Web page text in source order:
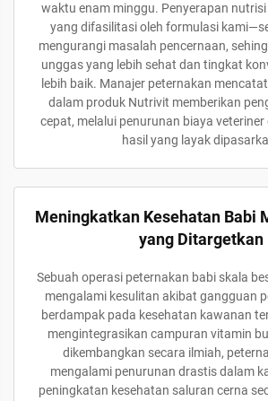
waktu enam minggu. Penyerapan
yang difasilitasi oleh formulasi
mengurangi masalah pencernaan,
unggas yang lebih sehat dan tingkat
lebih baik. Manajer peternakan
dalam produk Nutrivit memberikan
cepat, melalui penurunan biaya
hasil yang layak
Meningkatkan Kesehatan Babi
yang Ditargetkan
Sebuah operasi peternakan babi skala
mengalami kesulitan akibat gangguan
berdampak pada kesehatan kawanan
mengintegrasikan campuran vitamin
dikembangkan secara ilmiah,
mengalami penurunan drastis dalam
peningkatan kesehatan saluran cerna